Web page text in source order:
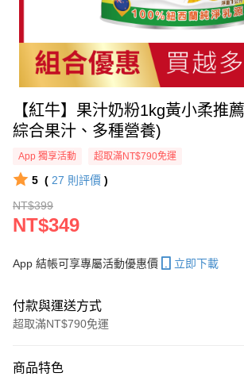
【紅牛】果汁奶粉1kg黃小柔推
綜合果汁、多種營養)
App 獨享活動 超取滿NT$790免運
5 ( 27 則評價 )
NT$399
NT$349
App 結帳可享專屬活動優惠價 立即下載
付款與運送方式
超取滿NT$790免運
信用卡一次付款
商品特色